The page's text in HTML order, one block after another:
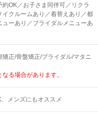
OK／お子さま同伴可／リクラ
クルームあり／着替えあり／都
ーあり／ブライダルメニューあ
矯正/骨盤矯正/ブライダル/マタニ
る場合があります。
メンズにもオススメ